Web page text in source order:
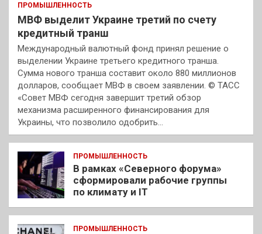
ПРОМЫШЛЕННОСТЬ
МВФ выделит Украине третий по счету
кредитный транш
Международный валютный фонд принял решение о
выделении Украине третьего кредитного транша.
Сумма нового транша составит около 880 миллионов
долларов, сообщает МВФ в своем заявлении. © ТАСС
«Совет МВФ сегодня завершит третий обзор
механизма расширенного финансирования для
Украины, что позволило одобрить…
ПРОМЫШЛЕННОСТЬ
В рамках «Северного форума»
сформировали рабочие группы
по климату и IT
ПРОМЫШЛЕННОСТЬ